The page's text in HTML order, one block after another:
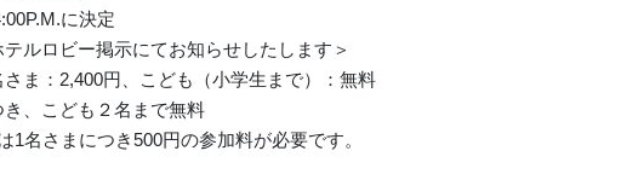
に決定
ルロビー掲示にてお知らせしたします＞
：2,400円、こども（小学生まで）：無料
、こども２名まで無料
名さまにつき500円の参加料が必要です。